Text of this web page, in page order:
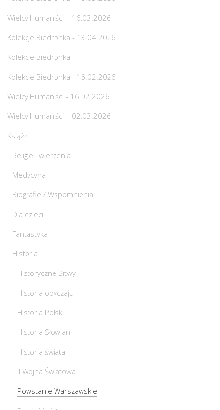
Wielcy Humaniści – 16.03.2026
Kolekcje Biedronka - 13.04.2026
Kolekcje Biedronka
Kolekcje Biedronka - 16.02.2026
Wielcy Humaniści - 16.02.2026
Wielcy Humaniści – 02.03.2026
Książki
Religie i wierzenia
Medycyna
Biografie / Wspomnienia
Dla dzieci
Fantastyka
Historia
Historyczne Bitwy
Historia obyczaju
Historia Polski
Historia Słowian
Historia świata
II Wojna Światowa
Powstanie Warszawskie